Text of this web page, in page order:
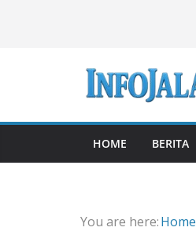
HOME BERITA
You are here:Home